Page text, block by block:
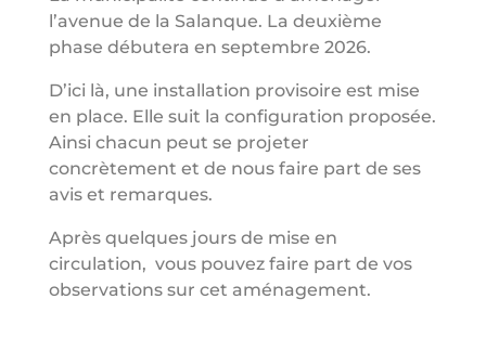
l’avenue de la Salanque. La deuxième
phase débutera en septembre 2026.
D’ici là, une installation provisoire est mise
en place. Elle suit la configuration proposée.
Ainsi chacun peut se projeter
concrètement et de nous faire part de ses
avis et remarques.
Après quelques jours de mise en
circulation, vous pouvez faire part de vos
observations sur cet aménagement.